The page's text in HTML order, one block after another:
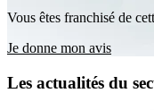
Vous êtes franchisé de
Je donne mon avis
Les actualités du